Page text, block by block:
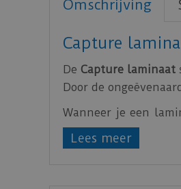
Omschrijving
Capture
De Capture laminaat
Door de
Wanneer je een
biedt het ook een
bescherming tegen
Lees meer